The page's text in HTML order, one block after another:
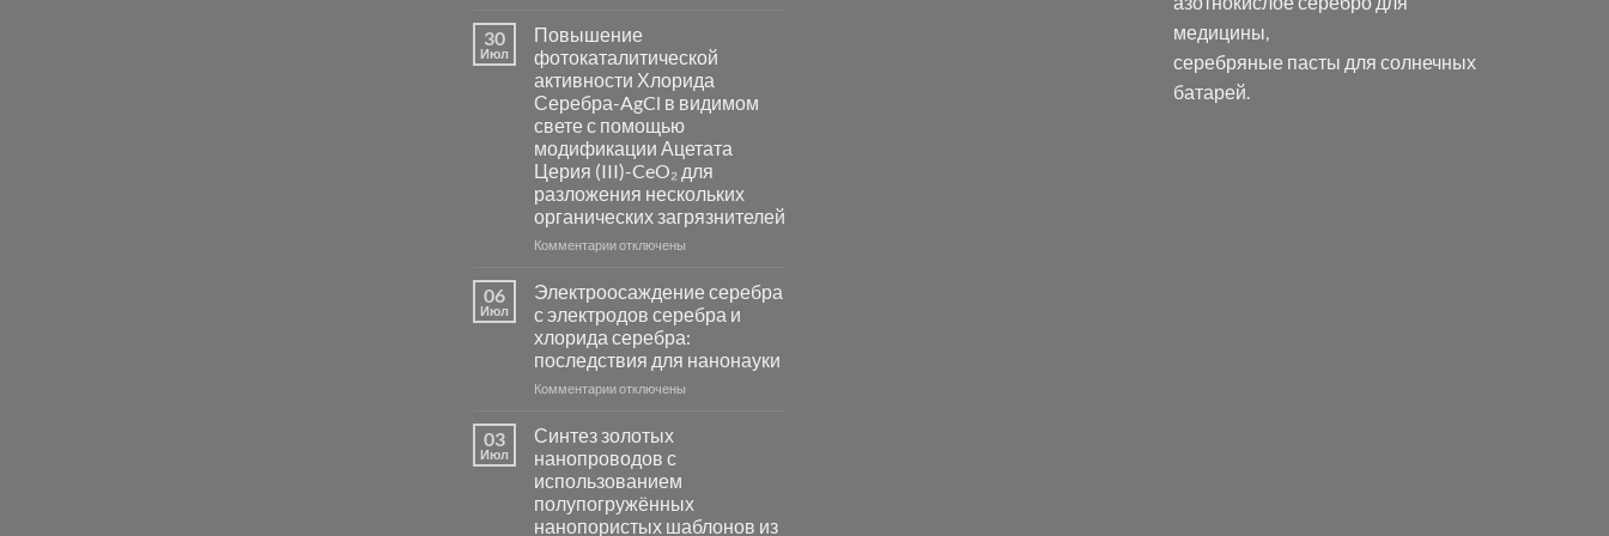
синтез
катализаторов
и
сенсоров
на
основе
металлов
платиновой
группы
30
Июл
Повышение
фотокаталитической
активности Хлорида
Серебра-AgCl в видимом
свете с помощью
модификации Ацетата
Церия (III)-CeO₂ для
разложения нескольких
органических загрязнителей
Комментариик
фотокаталитической
активности
Хлорида
Серебра-
AgCl
свете
с
помощью
модификации
Ацетата
отключены
06
Июл
Электроосаждение серебра
с электродов серебра и
хлорида серебра:
последствия для нанонауки
Комментариик
серебра
с
электродов
серебра
и
отключены
03
Июл
Синтез золотых
нанопроводов с
использованием
полупогружённых
нанопористых шаблонов из
медицины,
серебряные пасты для солнечных
батарей.